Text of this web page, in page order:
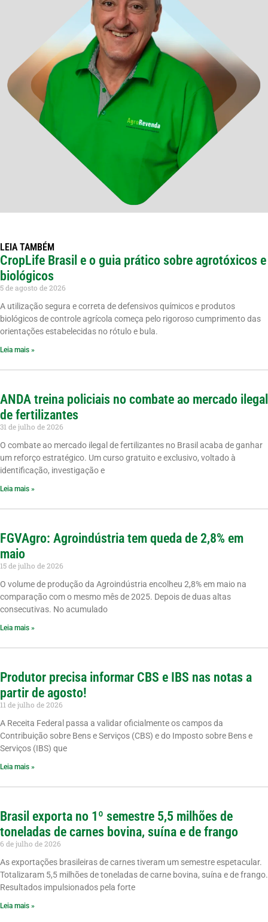
LEIA TAMBÉM
CropLife Brasil e o guia prático sobre agrotóxicos e
biológicos
5 de agosto de 2026
A utilização segura e correta de defensivos químicos e produtos
biológicos de controle agrícola começa pelo rigoroso cumprimento das
orientações estabelecidas no rótulo e bula.
Leia mais »
ANDA treina policiais no combate ao mercado ilegal
de fertilizantes
31 de julho de 2026
O combate ao mercado ilegal de fertilizantes no Brasil acaba de ganhar
um reforço estratégico. Um curso gratuito e exclusivo, voltado à
identificação, investigação e
Leia mais »
FGVAgro: Agroindústria tem queda de 2,8% em
maio
15 de julho de 2026
O volume de produção da Agroindústria encolheu 2,8% em maio na
comparação com o mesmo mês de 2025. Depois de duas altas
consecutivas. No acumulado
Leia mais »
Produtor precisa informar CBS e IBS nas notas a
partir de agosto!
11 de julho de 2026
A Receita Federal passa a validar oficialmente os campos da
Contribuição sobre Bens e Serviços (CBS) e do Imposto sobre Bens e
Serviços (IBS) que
Leia mais »
Brasil exporta no 1º semestre 5,5 milhões de
toneladas de carnes bovina, suína e de frango
6 de julho de 2026
As exportações brasileiras de carnes tiveram um semestre espetacular.
Totalizaram 5,5 milhões de toneladas de carne bovina, suína e de frango.
Resultados impulsionados pela forte
Leia mais »